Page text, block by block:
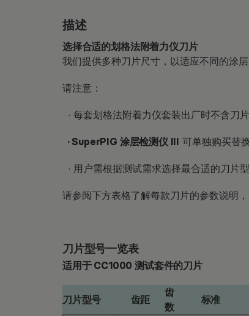
描述
选择合适的划格法附着力仪刀片
我们提供多种刀片尺寸，以适应不同的涂
请注意：
· 每套划格法附着力仪套装出厂时不含刀片
· SuperPIG 涂层检测仪 III 可单独购买替
· 用户需根据测试需求选择最合适的刀片型
请参阅下方表格了解每款刀片的参数说明
刀片型号一览表
适用于 CC1000 测试套件的刀片
刀片型号 齿距
齿
数
标准